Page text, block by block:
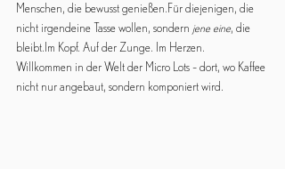
Menschen, die bewusst genießen.Für diejenigen, die
nicht irgendeine Tasse wollen, sondern jene eine, die
bleibt.Im Kopf. Auf der Zunge. Im Herzen.
Willkommen in der Welt der Micro Lots – dort, wo Kaffee
nicht nur angebaut, sondern komponiert wird.